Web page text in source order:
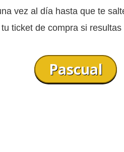
vez al día hasta que te
ticket de compra si resultas
Pascual